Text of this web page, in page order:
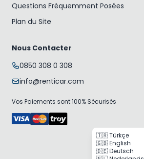
Questions Fréquemment Posées
Plan du Site
Nous Contacter
0850 308 0 308
info@renticar.com
Vos Paiements sont 100% Sécurisés
🇹🇷 Türkçe
🇬🇧 English
🇩🇪 Deutsch